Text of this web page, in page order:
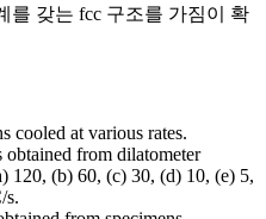
를 갖는 fcc 구조를 가짐이 확
cooled at various rates.
from dilatometer
120, (b) 60, (c) 30, (d) 10, (e) 5,
s.